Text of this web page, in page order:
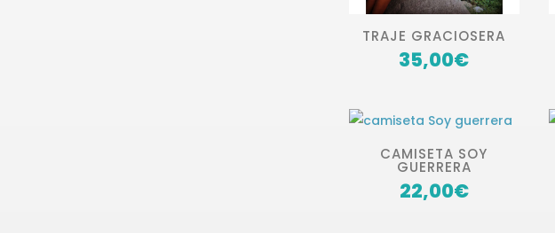
TRAJE GRACIOSERA
35,00€
CAMISETA SOY
GUERRERA
22,00€